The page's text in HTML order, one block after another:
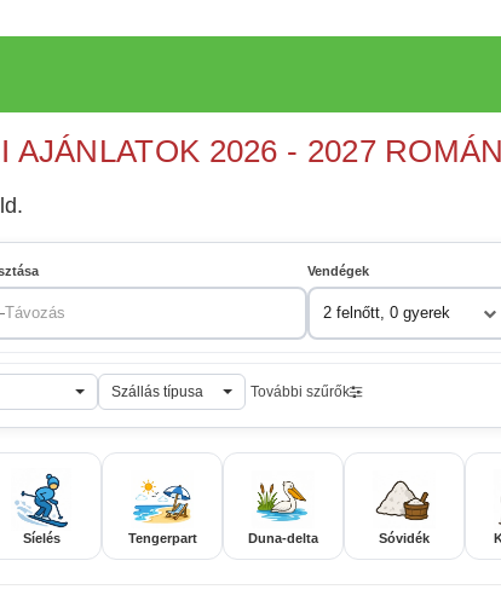
AJÁNLATOK 2026 - 2027
Távozás
Vendégek
2 felnőtt, 0 gyerek
Szállás típusa További szűrők
Síelés Tengerpart Duna-delta Sóvidék